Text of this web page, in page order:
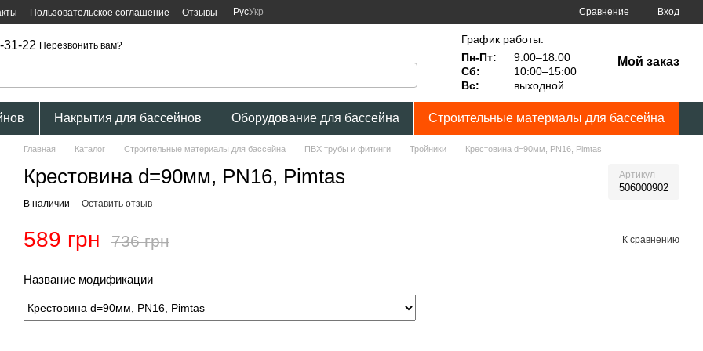
Пользовательское соглашение Отзывы РусУкр Сравнение Вход
31-22 Перезвонить вам?
График работы:
Пн-Пт:
9:00–18.00
Сб:
10:00–15:00
Вс:
выходной
Мой заказ
Накрытия для бассейнов Оборудование для бассейна Строительные материалы для бассейна
Главная Каталог Строительные материалы для бассейна ПВХ трубы и фитинги Тройники Крестовина d=90мм, PN16, Pimtas
Крестовина d=90мм, PN16, Pimtas Артикул
506000902
В наличии Оставить отзыв
589 грн 736 грн К сравнению
Название модификации